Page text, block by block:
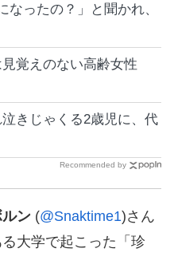
ったの？」と聞かれ、
覚えのない高齢女性
きじゃくる2歳児に、代
Recommended by
ン (@Snaktime1)さん
大学で起こった「珍